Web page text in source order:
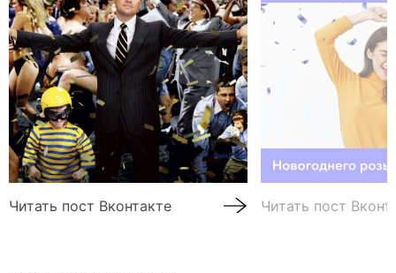
Читать пост Вконтакте Читать пост